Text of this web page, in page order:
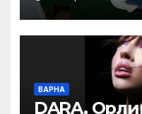
Черно море
ВАРНА
DARA,